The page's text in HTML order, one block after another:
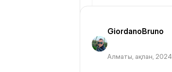
GiordanoBruno
Алматы, ақпан, 2024